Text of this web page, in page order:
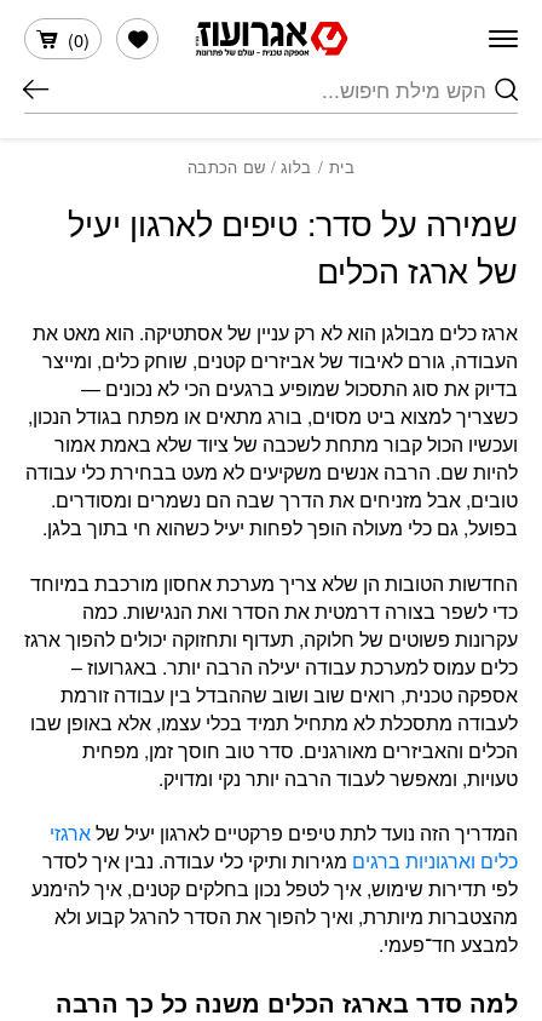
חיפוש
(
0
)
הרשימה שלי
בית / בלוג/ שם הכתבה
שמירה על סדר: טיפים לארגון יעיל
של ארגז הכלים
ארגז כלים מבולגן הוא לא רק עניין של אסתטיקה. הוא מאט את
העבודה, גורם לאיבוד של אביזרים קטנים, שוחק כלים, ומייצר
בדיוק את סוג התסכול שמופיע ברגעים הכי לא נכונים —
כשצריך למצוא ביט מסוים, בורג מתאים או מפתח בגודל הנכון,
ועכשיו הכול קבור מתחת לשכבה של ציוד שלא באמת אמור
להיות שם. הרבה אנשים משקיעים לא מעט בבחירת כלי עבודה
טובים, אבל מזניחים את הדרך שבה הם נשמרים ומסודרים.
בפועל, גם כלי מעולה הופך לפחות יעיל כשהוא חי בתוך בלגן.
החדשות הטובות הן שלא צריך מערכת אחסון מורכבת במיוחד
כדי לשפר בצורה דרמטית את הסדר ואת הנגישות. כמה
עקרונות פשוטים של חלוקה, תעדוף ותחזוקה יכולים להפוך ארגז
כלים עמוס למערכת עבודה יעילה הרבה יותר. באגרועוז –
אספקה טכנית, רואים שוב ושוב שההבדל בין עבודה זורמת
לעבודה מתסכלת לא מתחיל תמיד בכלי עצמו, אלא באופן שבו
הכלים והאביזרים מאורגנים. סדר טוב חוסך זמן, מפחית
טעויות, ומאפשר לעבוד הרבה יותר נקי ומדויק.
המדריך הזה נועד לתת טיפים פרקטיים לארגון יעיל שלארגזי
כלים וארגוניות ברגים מגירות ותיקי כלי עבודה. נבין איך לסדר
לפי תדירות שימוש, איך לטפל נכון בחלקים קטנים, איך להימנע
מהצטברות מיותרת, ואיך להפוך את הסדר להרגל קבוע ולא
למבצע חד־פעמי.
למה סדר בארגז הכלים משנה כל כך הרבה